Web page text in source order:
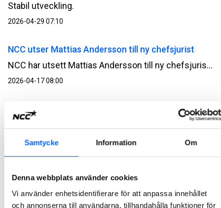
Samtycke Information Om
Denna webbplats använder cookies
Vi använder enhetsidentifierare för att anpassa innehållet
och annonserna till användarna, tillhandahålla funktioner för
Stabil utveckling.
2026-04-29 07:10
NCC utser Mattias Andersson till ny chefsjurist
NCC har utsett Mattias Andersson till ny chefsjurist. Han tillträder senast i oktober 2026 och blir medlem i NCC:s koncernledning. Mattias Andersson efterträder Ann‑Marie Hedbeck, som blir Head of Business Development för affärsområdet Green Industry Transformation.
2026-04-17 08:00
NCC:s årsredovisning och hållbarhetsredovisning
för 2025 är publicerad
Kallelse till NCC AB:s årsstämma 2026
Årsstämman i NCC AB äger rum på SPACE, Sergelgatan 2, Stockholm, tisdagen den 5 maj 2026, kl. 15.30.